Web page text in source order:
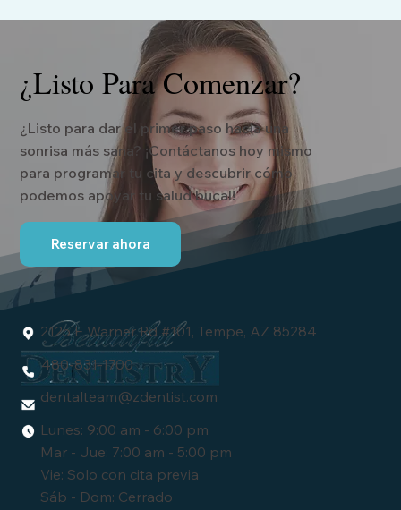
¿Listo Para Comenzar?
¿Listo para dar el primer paso hacia una
sonrisa más sana? ¡Contáctanos hoy mismo
para programar tu cita y descubrir cómo
podemos apoyar tu salud bucal!
Reservar ahora
2125 E Warner Rd #101, Tempe, AZ 85284
480-831-1700
dentalteam@zdentist.com
Lunes: 9:00 am - 6:00 pm
Mar - Jue: 7:00 am - 5:00 pm
Vie: Solo con cita previa
Sáb - Dom: Cerrado